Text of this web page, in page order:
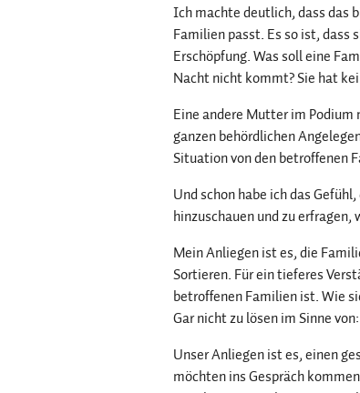
Ich machte deutlich, dass das
Familien passt. Es so ist, dass
Erschöpfung. Was soll eine
Nacht nicht kommt? Sie hat
Eine andere Mutter im
ganzen behördlichen
Situation von den betroffenen
Und schon habe ich das
hinzuschauen und zu
Mein Anliegen ist es, die
Sortieren. Für ein tieferes
betroffenen Familien ist. Wie
Gar nicht zu lösen im Sinne
Unser Anliegen ist es, einen
möchten ins Gespräch